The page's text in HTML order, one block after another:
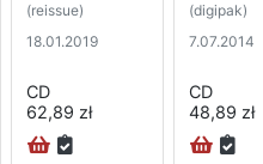
(reissue)
18.01.2019
CD
62,89 zł
(digipak)
7.07.2014
CD
48,89 zł